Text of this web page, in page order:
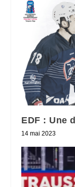
EDF : Une
14 mai 2023